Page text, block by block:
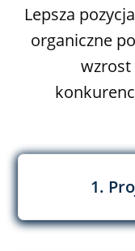
Lepsza
organiczne
wzrost
1.